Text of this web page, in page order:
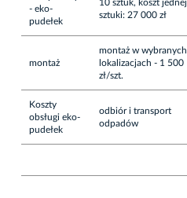
- eko-
pudełek
10 sztuk, koszt jednej
sztuki: 27 000 zł
montaż
montaż w wybranych
lokalizacjach - 1 500
zł/szt.
Koszty
obsługi eko-
pudełek
odbiór i transport
odpadów